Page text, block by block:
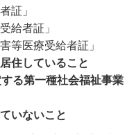
証」
給者証」
等医療受給者証」
住していること
る第一種社会福祉事業
いないこと